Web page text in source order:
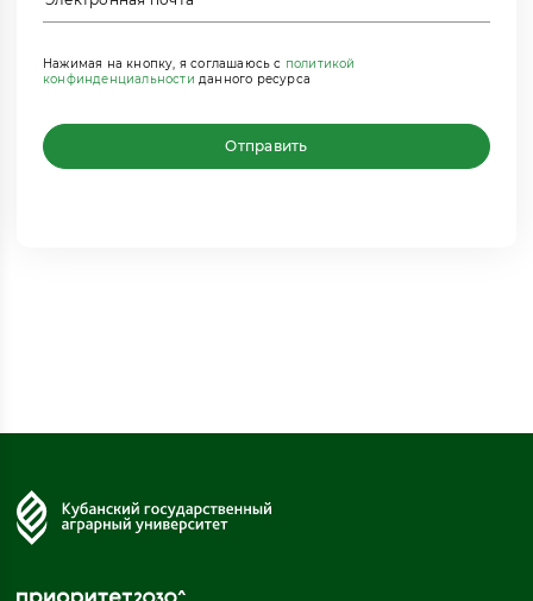
Нажимая на кнопку, я соглашаюсь с политикой
конфинденциальности данного ресурса
Отправить